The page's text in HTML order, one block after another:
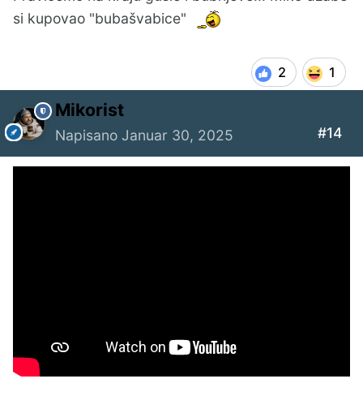
si kupovao "bubašvabice"
2 1
Mikorist
Napisano Januar 30, 2025 #14